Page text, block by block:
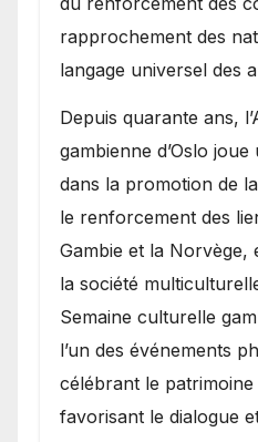
rapprochement des
langage universel des
​Depuis quarante ans,
gambienne d’Oslo
dans la promotion de
le renforcement des
Gambie et la Norvège,
la société
Semaine culturelle
l’un des événements
célébrant le
favorisant le dialogue